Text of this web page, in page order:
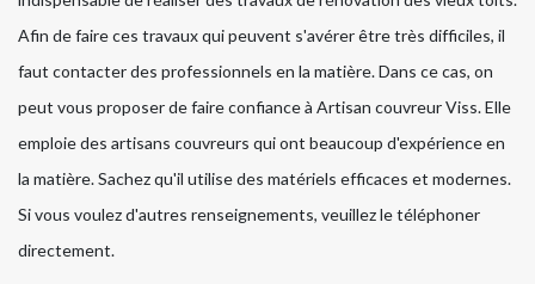
Afin de faire ces travaux qui peuvent s'avérer être très difficiles, il
faut contacter des professionnels en la matière. Dans ce cas, on
peut vous proposer de faire confiance à Artisan couvreur Viss. Elle
emploie des artisans couvreurs qui ont beaucoup d'expérience en
la matière. Sachez qu'il utilise des matériels efficaces et modernes.
Si vous voulez d'autres renseignements, veuillez le téléphoner
directement.